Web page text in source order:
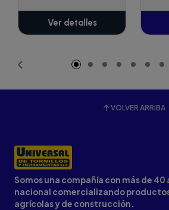
Ver detalles
VOLVER ARRIBA
Somos una compañía con más de 40
nacional comercializando
agrícolas y de construcción.